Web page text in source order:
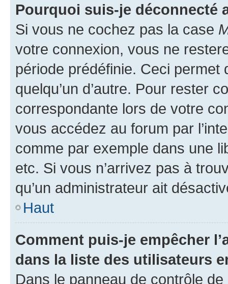
Pourquoi suis-je déconnecté
Si vous ne cochez pas la case
votre connexion, vous ne
période prédéfinie. Ceci permet
quelqu’un d’autre. Pour rester
correspondante lors de votre
vous accédez au forum par
comme par exemple dans une
etc. Si vous n’arrivez pas à
qu’un administrateur ait
Haut
Comment puis-je empêcher
dans la liste des utilisateurs
Dans le panneau de contrôle